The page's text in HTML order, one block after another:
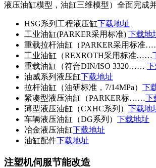
液压油缸模型，油缸三维模型）全面完成
HSG系列工程液压缸下载地址
工业油缸(PARKER采用标准) 下载地
重载拉杆油缸（PARKER采用标准
工业油缸（REXROTH采用标准……
重载油缸（符合DIN/ISO 3320……
油威系列液压缸下载地址
拉杆油缸（油研标准，7/14MPa） 下
紧凑型液压油缸（PARKER标……下
薄型液压油缸（CXHC系列） 下载地
车辆液压油缸（DG系列） 下载地址
冶金液压油缸下载地址
油缸配件下载地址
注塑机伺服节能改造